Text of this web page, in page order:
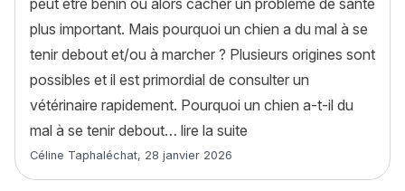
peut être bénin ou alors cacher un problème de santé
plus important. Mais pourquoi un chien a du mal à se
tenir debout et/ou à marcher ? Plusieurs origines sont
possibles et il est primordial de consulter un
vétérinaire rapidement. Pourquoi un chien a-t-il du
mal à se tenir debout… lire la suite
Article rédigé par
Céline Taphaléchat, 28 janvier 2026